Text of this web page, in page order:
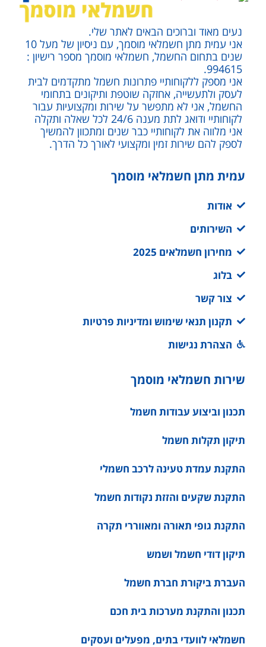
נעים מאוד וברוכים הבאים לאתר שלי.
אני עמית מתן חשמלאי מוסמך, עם ניסיון של מעל 10
שנים בתחום החשמל, חשמלאי מוסמך מספר רישיון :
994615.
אני מספק ללקוחותיי פתרונות חשמל מתקדמים לבית
לעסק ולתעשייה, אחזקה שוטפת ותיקונים בתחומי
החשמל, אני לא מתפשר על שירות ומקצועיות עבור
לקוחותיי ודואג לתת מענה 24/6 לכל שאלה ותקלה
אני מלווה את לקוחותיי כבר שנים ומתכוון להמשיך
לספק להם שירות זמין ומקצועי לאורך כל הדרך.
עמית מתן חשמלאי מוסמך
אודות
השירותים
מחירון חשמלאים 2025
בלוג
צור קשר
תקנון תנאי שימוש ומדיניות פרטיות
הצהרת נגישות
שירות חשמלאי מוסמך
תכנון וביצוע עבודות חשמל
תיקון תקלות חשמל
התקנת עמדת טעינה לרכב חשמלי
התקנת שקעים והזזת נקודות חשמל
התקנת גופי תאורה ומאווררי תקרה
תיקון דודי חשמל ושמש
העברת ביקורת חברת חשמל
תכנון והתקנת מערכות בית חכם
חשמלאי לוועדי בתים, מפעלים ועסקים